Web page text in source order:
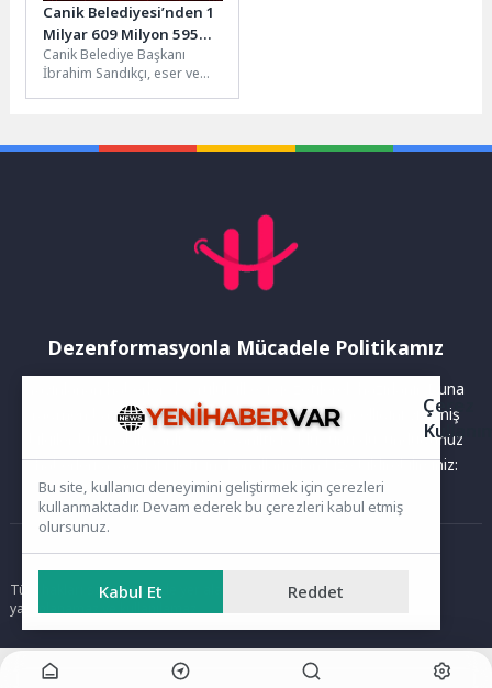
Canik Belediyesi’nden 1
Milyar 609 Milyon 595
Bin TL Yatırım
Canik Belediye Başkanı
İbrahim Sandıkçı, eser ve
kaynaklarıyla...
Dezenformasyonla Mücadele Politikamız
Yayınlanan haberler doğruluk ilkesi gözetilerek hazırlanır. Buna
rağmen bazı içeriklerde eksik, hatalı veya güncelliğini yitirmiş
bilgiler bulunabilir.Yanlış veya yanıltıcı olduğunu düşündüğünüz
haberleri aşağıdaki iletişim kanallarından bize bildirebilirsiniz:
Ana Sayfa
Tüm hakları saklıdır. Sitede yer alan içerikler izinsiz kopyalanamaz,
yayımlanamaz ve kullanılamaz.
Çerez
Bu site, kullanıcı deneyimini geliştirmek için çerezleri
kullanmaktadır. Devam ederek bu çerezleri kabul etmiş
olursunuz.
Kabul Et Reddet